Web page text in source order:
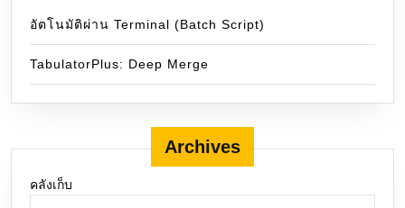
อัตโนมัติผ่าน Terminal (Batch Script)
TabulatorPlus: Deep Merge
Archives
คลังเก็บ